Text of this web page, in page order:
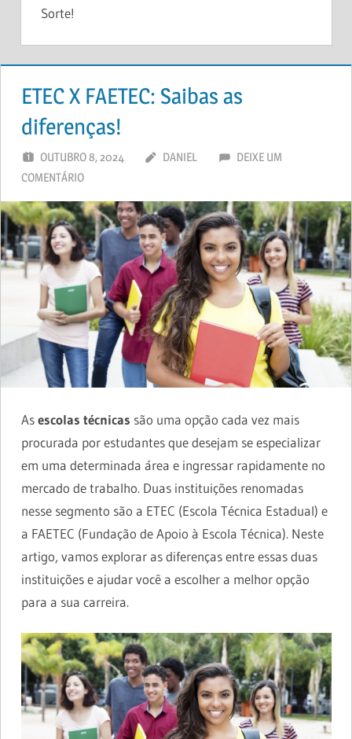
Sorte!
ETEC X FAETEC: Saibas as
diferenças!
OUTUBRO 8, 2024 DANIEL
DEIXE UM
COMENTÁRIO
Asescolas técnicas são uma opção cada vez mais
procurada por estudantes que desejam se especializar
em uma determinada área e ingressar rapidamente no
mercado de trabalho. Duas instituições renomadas
nesse segmento são a ETEC (Escola Técnica Estadual) e
a FAETEC (Fundação de Apoio à Escola Técnica). Neste
artigo, vamos explorar as diferenças entre essas duas
instituições e ajudar você a escolher a melhor opção
para a sua carreira.